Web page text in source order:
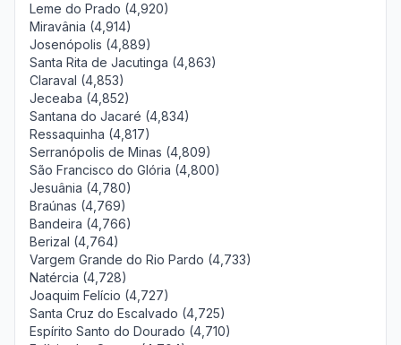
Leme do Prado (4,920)
Miravânia (4,914)
Josenópolis (4,889)
Santa Rita de Jacutinga (4,863)
Claraval (4,853)
Jeceaba (4,852)
Santana do Jacaré (4,834)
Ressaquinha (4,817)
Serranópolis de Minas (4,809)
São Francisco do Glória (4,800)
Jesuânia (4,780)
Braúnas (4,769)
Bandeira (4,766)
Berizal (4,764)
Vargem Grande do Rio Pardo (4,733)
Natércia (4,728)
Joaquim Felício (4,727)
Santa Cruz do Escalvado (4,725)
Espírito Santo do Dourado (4,710)